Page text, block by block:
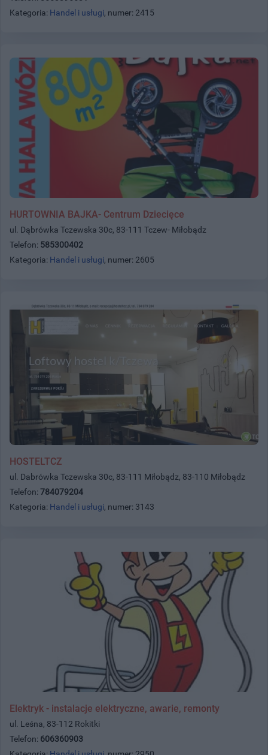
Kategoria: Handel i usługi, numer: 2415
HURTOWNIA BAJKA- Centrum Dziecięce
ul. Dąbrówka Tczewska 30c, 83-111 Tczew- Miłobądz
Telefon: 585300402
Kategoria: Handel i usługi, numer: 2605
HOSTELTCZ
ul. Dabrówka Tczewska 30c, 83-111 Miłobądz, 83-110 Miłobądz
Telefon: 784079204
Kategoria: Handel i usługi, numer: 3143
Elektryk - instalacje elektryczne, awarie, remonty
ul. Leśna, 83-112 Rokitki
Telefon: 606360903